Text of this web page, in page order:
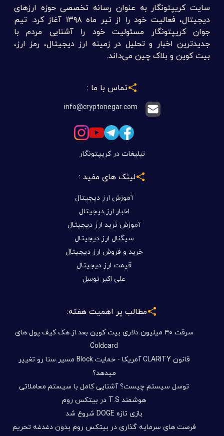
سایت کریپتونگار به عنوان رسانه تخصصی حوزه ارزهای
دیجیتال، فعالیت خود را از تیر ماه ۱۳۹۸ آغاز کرد. تیم
جوان کریپتونگار مسئولیت خود را آشنایی مردم با
جدیدترین اخبار و تحلیل در زمینه ارز دیجیتال، رمز ارز،
بیت کوین و بلاک چین می‌داند.
تماس با ما :
info@cryptonegar.com
تبلیغات در کریپتونگار
لینک های مفید :
آموزش ارز دیجیتال
اخبار ارز دیجیتال
آموزش ترید ارز دیجیتال
سیگنال ارز دیجیتال
خرید و فروش ارز دیجیتال
قیمت ارز دیجیتال
علی اکبر توسل
مطالب پر اهمیت هفته:
سرقت ۴۰ میلیون دلاری بیت کوین بعد از هک کیف پول های
Coldcard
قانون CLARITY آمریکا - حمایت Block مسیر سنا رو تغییر
میدهد؟
توسل سیستم چیست؟ آشنایی کامل با سیستم معاملاتی
هوشمند T.S در بیتکس روم
بازی تازه DOGE شروع شد
فرصت های سرمایه گذاری در بیتکس روم بدون دغدغه تحریم